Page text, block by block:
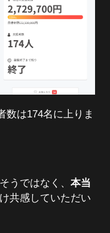
数は174名に上りま
うではなく、 本当
共感していただい